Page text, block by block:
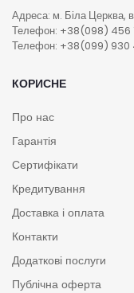
Адреса: м. Біла Церква,
Телефон: +38(098) 456
Телефон: +38(099) 930
КОРИСНЕ
Про нас
Гарантія
Сертифікати
Кредитування
Доставка і оплата
Контакти
Додаткові послуги
Публічна оферта